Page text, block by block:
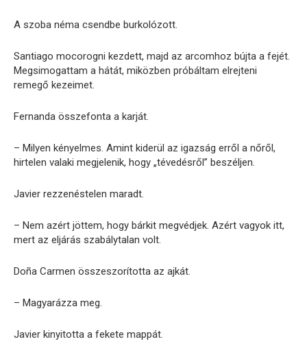
A szoba néma csendbe burkolózott.
Santiago mocorogni kezdett, majd az arcomhoz bújta a fejét.
Megsimogattam a hátát, miközben próbáltam elrejteni
remegő kezeimet.
Fernanda összefonta a karját.
– Milyen kényelmes. Amint kiderül az igazság erről a nőről,
hirtelen valaki megjelenik, hogy „tévedésről” beszéljen.
Javier rezzenéstelen maradt.
– Nem azért jöttem, hogy bárkit megvédjek. Azért vagyok itt,
mert az eljárás szabálytalan volt.
Doña Carmen összeszorította az ajkát.
– Magyarázza meg.
Javier kinyitotta a fekete mappát.